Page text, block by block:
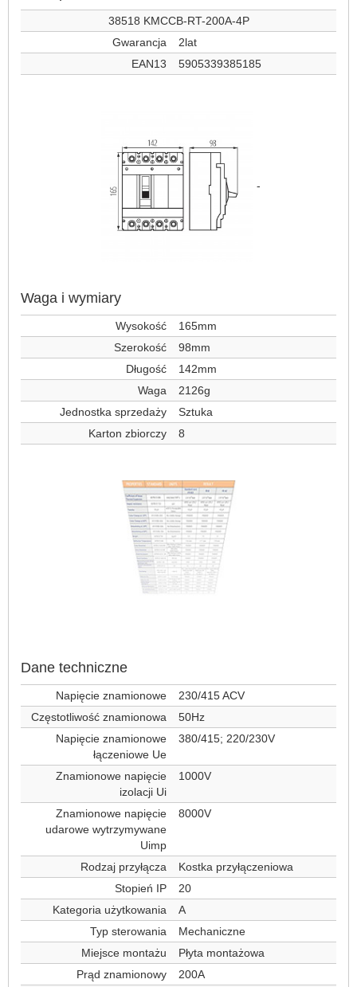
38518 KMCCB-RT-200A-4P
Gwarancja
2lat
EAN13
5905339385185
-
Waga i wymiary
Wysokość
165mm
Szerokość
98mm
Długość
142mm
Waga
2126g
Jednostka sprzedaży
Sztuka
Karton zbiorczy
8
Dane techniczne
Napięcie znamionowe
230/415 ACV
Częstotliwość znamionowa
50Hz
Napięcie znamionowe
łączeniowe Ue
380/415; 220/230V
Znamionowe napięcie
izolacji Ui
1000V
Znamionowe napięcie
udarowe wytrzymywane
Uimp
8000V
Rodzaj przyłącza
Kostka przyłączeniowa
Stopień IP
20
Kategoria użytkowania
A
Typ sterowania
Mechaniczne
Miejsce montażu
Płyta montażowa
Prąd znamionowy
200A